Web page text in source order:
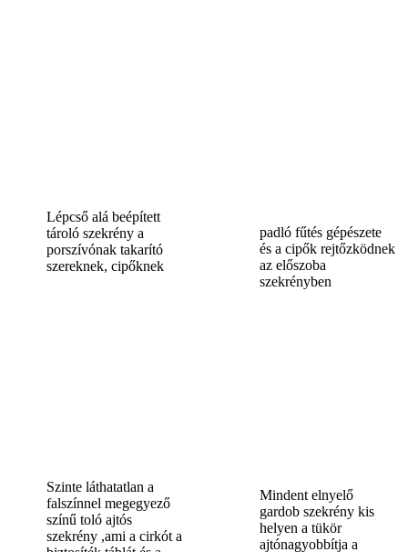
Lépcső alá beépített
tároló szekrény a
porszívónak takarító
szereknek, cipőknek
padló fűtés gépészete
és a cipők rejtőzködnek
az előszoba
szekrényben
Szinte láthatatlan a
falszínnel megegyező
színű toló ajtós
szekrény ,ami a cirkót a
Mindent elnyelő
gardob szekrény kis
helyen a tükör
ajtónagyobbítja a